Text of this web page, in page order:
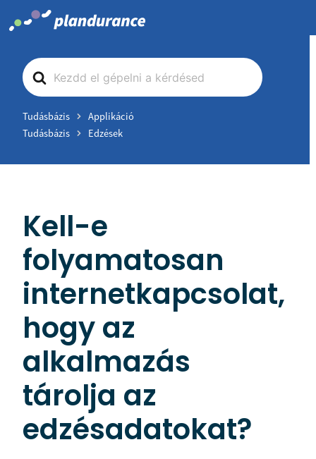
Search
For
Tudásbázis
Applikáció
Tudásbázis
Edzések
Kell-e
folyamatosan
internetkapcsolat,
hogy az
alkalmazás
tárolja az
edzésadatokat?